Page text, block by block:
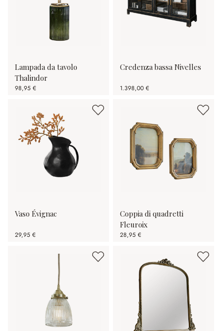
Lampada da tavolo
Thalindor
98,95 €
Credenza bassa Nivelles
1.398,00 €
Vaso Évignac
29,95 €
Coppia di quadretti
Fleuroix
28,95 €